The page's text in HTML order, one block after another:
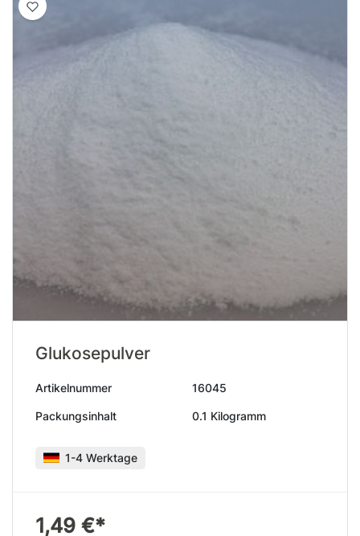
Glukosepulver
Artikelnummer 16045
Packungsinhalt 0.1 Kilogramm
1-4 Werktage
1,49 €*